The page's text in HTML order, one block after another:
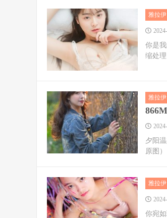
雅拉伊
你是
缩处
雅拉伊
夕阳
原图）
雅拉伊
你宛